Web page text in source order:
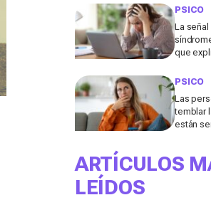
según
PSICO
La señal
que
tus logros
PSICO
Las
temblar
están
común,
ARTÍCULOS
LEÍDOS